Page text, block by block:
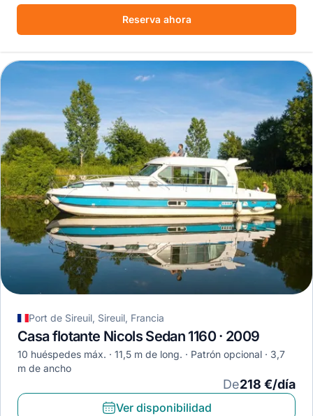
Reserva ahora
Port de Sireuil, Sireuil, Francia
Casa flotante Nicols Sedan 1160 · 2009
10 huéspedes máx. 11,5 m de long. Patrón opcional
3,7
m de ancho
De218 €/día
Ver disponibilidad